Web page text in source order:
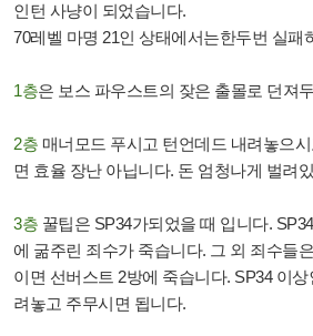
인턴 사냥이 되었습니다.
70레벨 마명 21인 상태에서는한두번 실패
1층은 보스 파우스트의 잦은 출몰로 던져
2층 매너모드 푸시고 턴언데드 내려놓으시
면 효율 장난 아닙니다. 돈 엄청나게 벌려
3층 꿀팁은 SP34가되었을 때 입니다. SP34
에 굶주린 죄수가 죽습니다. 그 외 죄수들
이면 선버스트 2방에 죽습니다. SP34 이상
려놓고 주무시면 됩니다.